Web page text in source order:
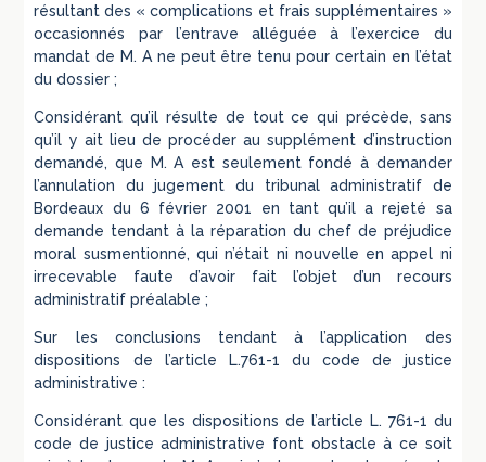
résultant des « complications et frais supplémentaires »
occasionnés par l’entrave alléguée à l’exercice du
mandat de M. A ne peut être tenu pour certain en l’état
du dossier ;
Considérant qu’il résulte de tout ce qui précède, sans
qu’il y ait lieu de procéder au supplément d’instruction
demandé, que M. A est seulement fondé à demander
l’annulation du jugement du tribunal administratif de
Bordeaux du 6 février 2001 en tant qu’il a rejeté sa
demande tendant à la réparation du chef de préjudice
moral susmentionné, qui n’était ni nouvelle en appel ni
irrecevable faute d’avoir fait l’objet d’un recours
administratif préalable ;
Sur les conclusions tendant à l’application des
dispositions de l’article L.761-1 du code de justice
administrative :
Considérant que les dispositions de l’article L. 761-1 du
code de justice administrative font obstacle à ce soit